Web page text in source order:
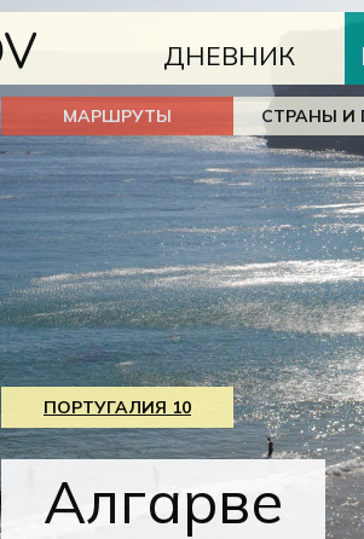
ДНЕВНИК
МАРШРУТЫ СТРАНЫ И
ПОРТУГАЛИЯ 10
Алгарве